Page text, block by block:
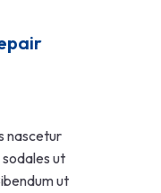
nascetur
sodales ut
ut